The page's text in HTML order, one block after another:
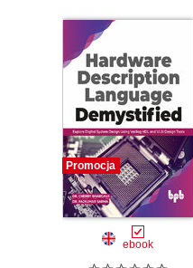
Promocja
ebook